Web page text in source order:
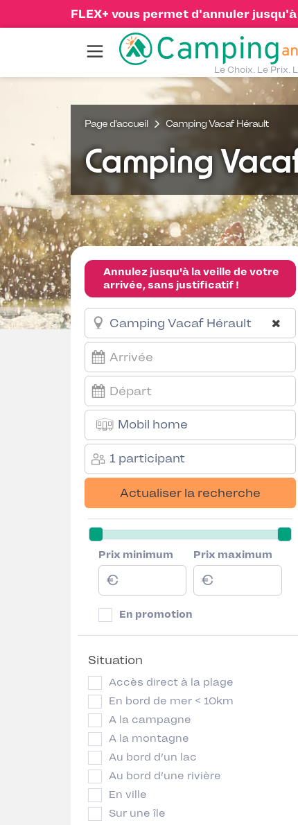
FLEX+ vous permet d'annuler
Le Choix. Le Prix.
Page d'accueil Camping Vacaf Hérault
Camping
Annulez jusqu'à la veille de votre
arrivée, sans justificatif !
Mobil home
1 participant
Actualiser la recherche
Prix minimum Prix maximum
En promotion
Situation
Accès direct à la plage
En bord de mer < 10km
A la campagne
A la montagne
Au bord d’un lac
Au bord d’une rivière
En ville
Sur une île